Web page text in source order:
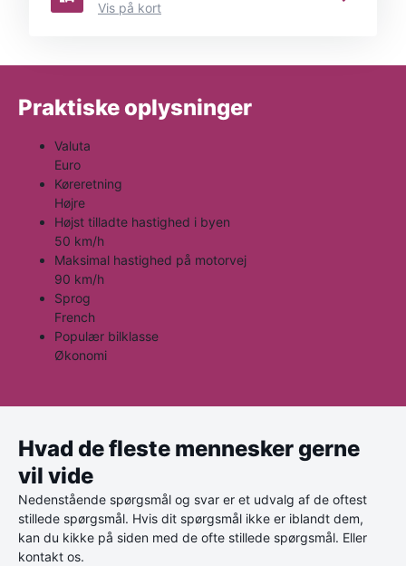
Vis på kort
Praktiske oplysninger
Valuta
Euro
Køreretning
Højre
Højst tilladte hastighed i byen
50 km/h
Maksimal hastighed på motorvej
90 km/h
Sprog
French
Populær bilklasse
Økonomi
Hvad de fleste mennesker gerne
vil vide
Nedenstående spørgsmål og svar er et udvalg af de oftest
stillede spørgsmål. Hvis dit spørgsmål ikke er iblandt dem,
kan du kikke på siden med de ofte stillede spørgsmål. Eller
kontakt os.